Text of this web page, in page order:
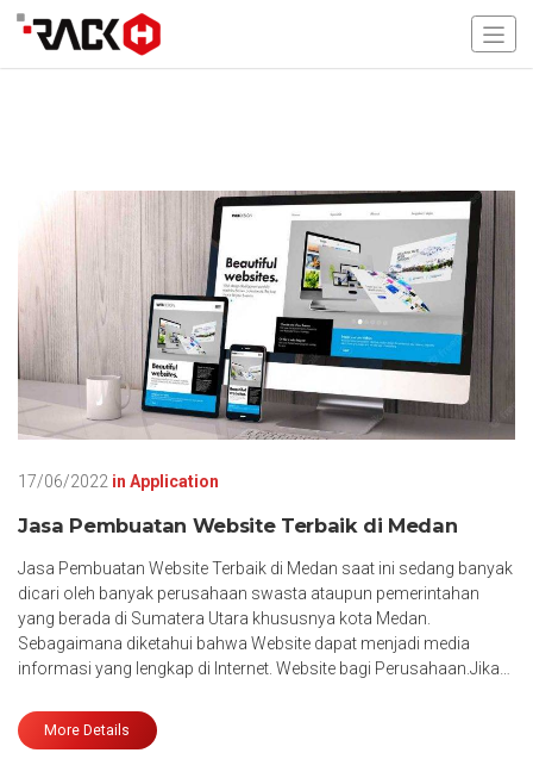
17/06/2022 in Application
Jasa Pembuatan Website Terbaik di Medan
Jasa Pembuatan Website Terbaik di Medan saat ini sedang banyak
dicari oleh banyak perusahaan swasta ataupun pemerintahan
yang berada di Sumatera Utara khususnya kota Medan.
Sebagaimana diketahui bahwa Website dapat menjadi media
informasi yang lengkap di Internet. Website bagi Perusahaan.Jika…
More Details